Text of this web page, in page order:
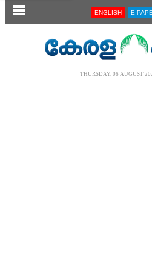
SECTIONS ENGLISH E-
THURSDAY, 06 AUGUST